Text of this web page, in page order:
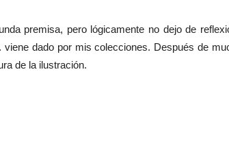
premisa, pero lógicamente no dejo de
dado por mis colecciones. Después de
de la ilustración.